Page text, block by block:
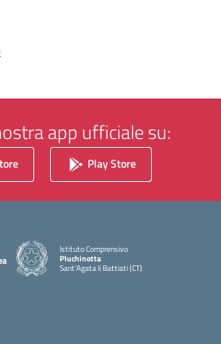
app ufficiale su:
Play Store
Istituto Comprensivo
Pluchinotta
Sant'Agata li Battiati (CT)
— Visita la pagina iniziale della scuola